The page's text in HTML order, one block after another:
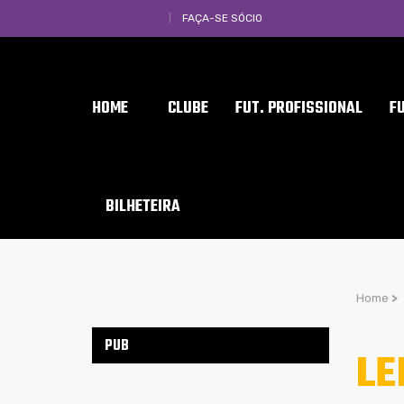
FAÇA-SE SÓCIO
HOME CLUBE FUT. PROFISSIONAL
BILHETEIRA
Home >
PUB